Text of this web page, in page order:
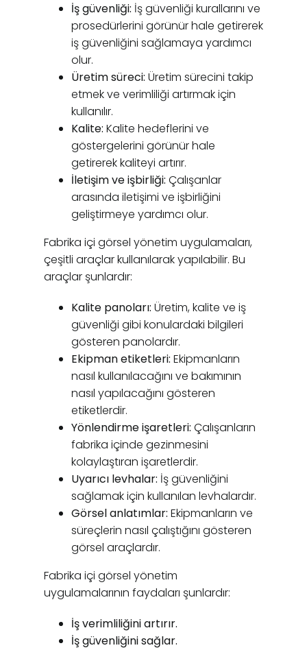
İş güvenliği: İş güvenliği kurallarını ve
prosedürlerini görünür hale getirerek
iş güvenliğini sağlamaya yardımcı
olur.
Üretim süreci: Üretim sürecini takip
etmek ve verimliliği artırmak için
kullanılır.
Kalite: Kalite hedeflerini ve
göstergelerini görünür hale
getirerek kaliteyi artırır.
İletişim ve işbirliği: Çalışanlar
arasında iletişimi ve işbirliğini
geliştirmeye yardımcı olur.
Fabrika içi görsel yönetim uygulamaları,
çeşitli araçlar kullanılarak yapılabilir. Bu
araçlar şunlardır:
Kalite panoları: Üretim, kalite ve iş
güvenliği gibi konulardaki bilgileri
gösteren panolardır.
Ekipman etiketleri: Ekipmanların
nasıl kullanılacağını ve bakımının
nasıl yapılacağını gösteren
etiketlerdir.
Yönlendirme işaretleri: Çalışanların
fabrika içinde gezinmesini
kolaylaştıran işaretlerdir.
Uyarıcı levhalar: İş güvenliğini
sağlamak için kullanılan levhalardır.
Görsel anlatımlar: Ekipmanların ve
süreçlerin nasıl çalıştığını gösteren
görsel araçlardır.
Fabrika içi görsel yönetim
uygulamalarının faydaları şunlardır:
İş verimliliğini artırır.
İş güvenliğini sağlar.